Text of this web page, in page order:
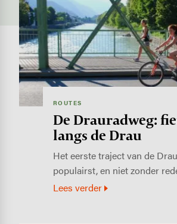
ROUTES
De Drauradweg:
langs de Drau
Het eerste traject van de
populairst, en niet zonder
Lees verder